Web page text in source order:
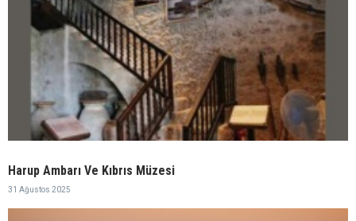
Harup Ambarı Ve Kıbrıs Müzesi
31 Ağustos 2025